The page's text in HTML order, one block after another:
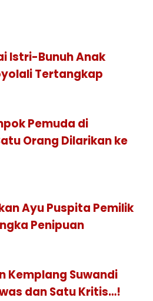
Istri-Bunuh Anak
Tertangkap
Pemuda di
Orang Dilarikan ke
Ayu Puspita Pemilik
Penipuan
Kemplang Suwandi
dan Satu Kritis…!